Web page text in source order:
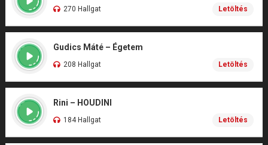
270 Hallgat Letöltés
Gudics Máté – Égetem
208 Hallgat Letöltés
Rini – HOUDINI
184 Hallgat Letöltés